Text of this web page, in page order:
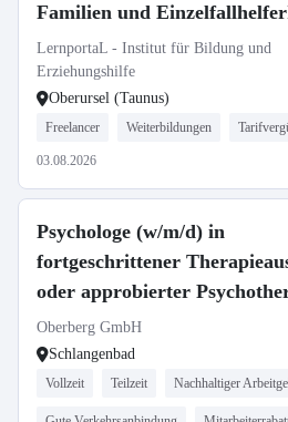
Familien und
Gebiet Hoch-Taunus-Kreis
LernportaL - Institut für Bildung und
Erziehungshilfe
Oberursel (Taunus)
Freelancer Weiterbildungen
03.08.2026
Psychologe (w/m/d) in
fortgeschrittener
oder approbierter
(w/m/d)
Oberberg GmbH
Schlangenbad
Vollzeit Teilzeit Nachhaltiger